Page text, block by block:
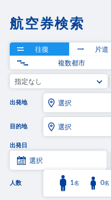
航空券検索
往復
片道
複数都市
指定なし
出発地 選択
目的地 選択
出発日
選択
人数 1名 0名